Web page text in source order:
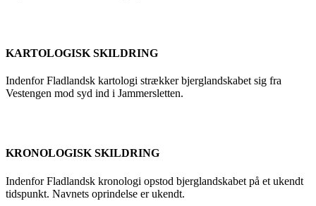
KARTOLOGISK SKILDRING
Indenfor Fladlandsk kartologi strækker bjerglandskabet sig fra
Vestengen mod syd ind i Jammersletten.
KRONOLOGISK SKILDRING
Indenfor Fladlandsk kronologi opstod bjerglandskabet på et ukendt
tidspunkt. Navnets oprindelse er ukendt.